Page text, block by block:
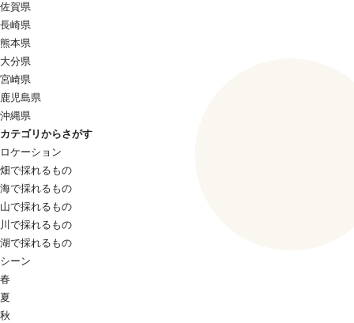
佐賀県
長崎県
熊本県
大分県
宮崎県
鹿児島県
沖縄県
カテゴリからさがす
ロケーション
畑で採れるもの
海で採れるもの
山で採れるもの
川で採れるもの
湖で採れるもの
シーン
春
夏
秋